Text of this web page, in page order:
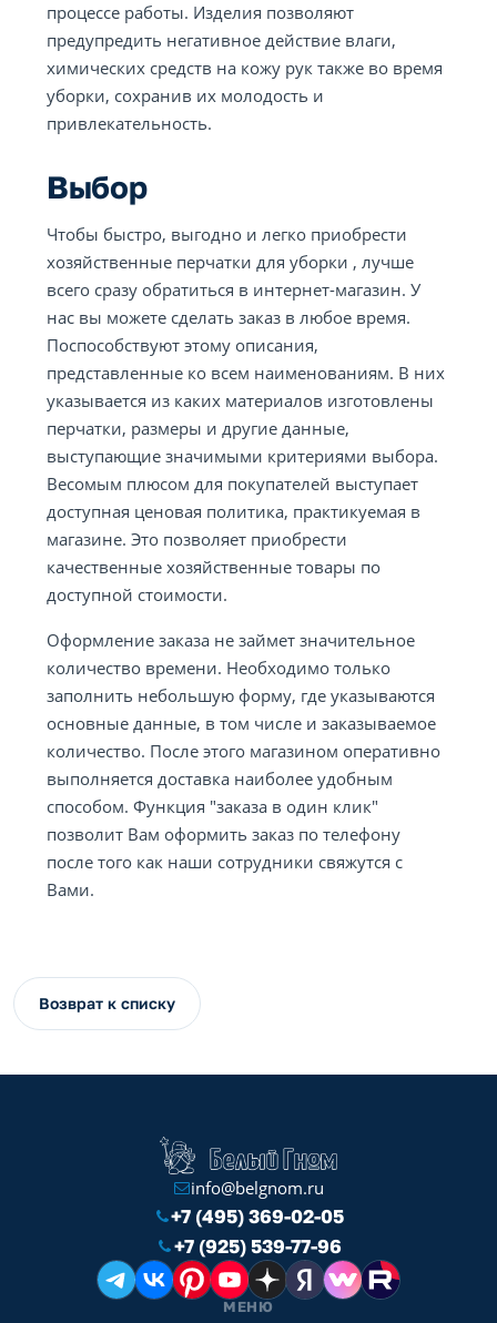
процессе работы. Изделия позволяют
предупредить негативное действие влаги,
химических средств на кожу рук также во время
уборки, сохранив их молодость и
привлекательность.
Выбор
Чтобы быстро, выгодно и легко приобрести
хозяйственные перчатки для уборки , лучше
всего сразу обратиться в интернет-магазин. У
нас вы можете сделать заказ в любое время.
Поспособствуют этому описания,
представленные ко всем наименованиям. В них
указывается из каких материалов изготовлены
перчатки, размеры и другие данные,
выступающие значимыми критериями выбора.
Весомым плюсом для покупателей выступает
доступная ценовая политика, практикуемая в
магазине. Это позволяет приобрести
качественные хозяйственные товары по
доступной стоимости.
Оформление заказа не займет значительное
количество времени. Необходимо только
заполнить небольшую форму, где указываются
основные данные, в том числе и заказываемое
количество. После этого магазином оперативно
выполняется доставка наиболее удобным
способом. Функция "заказа в один клик"
позволит Вам оформить заказ по телефону
после того как наши сотрудники свяжутся с
Вами.
Возврат к списку
info@belgnom.ru
+7 (495) 369-02-05
+7 (925) 539-77-96
МЕНЮ